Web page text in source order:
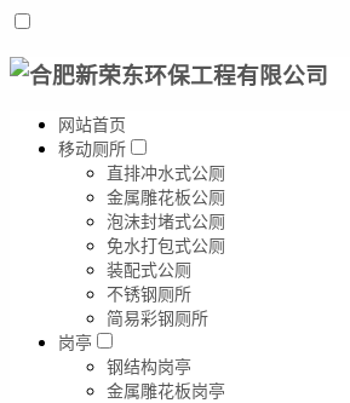
网站首页
移动厕所
直排冲水式公厕
金属雕花板公厕
泡沫封堵式公厕
免水打包式公厕
装配式公厕
不锈钢厕所
简易彩钢厕所
岗亭
钢结构岗亭
金属雕花板岗亭